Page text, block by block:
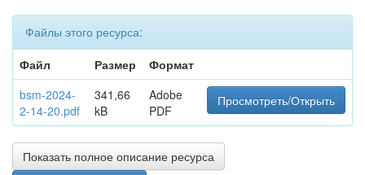
Файлы этого ресурса:
Файл
Размер
Формат
bsm-2024-
2-14-20.pdf
341,66
kB
Adobe
PDF
Просмотреть/Открыть
Показать полное описание ресурса